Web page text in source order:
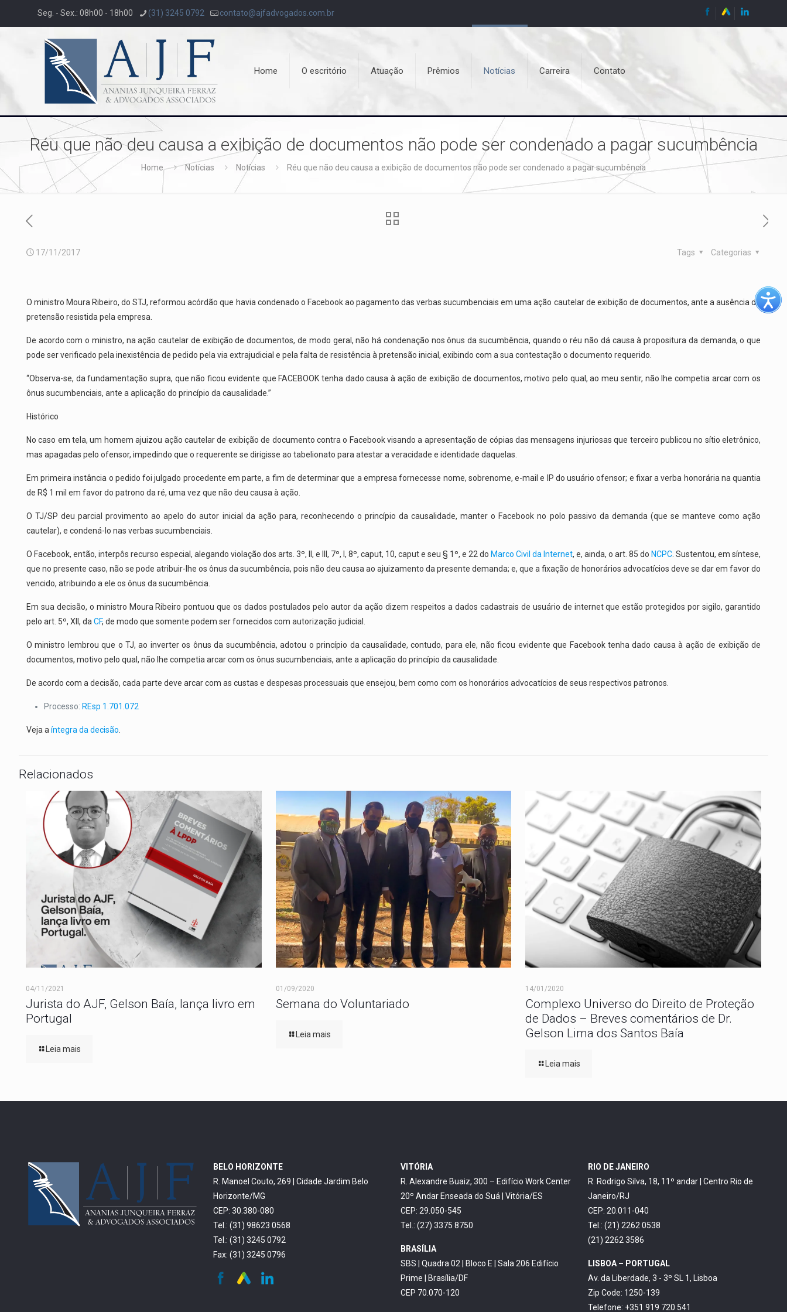
Seg. - Sex.: 08h00 - 18h00 (31) 3245 0792 contato@ajfadvogados.com.br
Home O escritório Atuação Prêmios Notícias Carreira Contato
Réu que não deu causa a exibição de documentos não pode ser condenado a pagar sucumbência
Home Notícias Notícias Réu que não deu causa a exibição de documentos não pode ser condenado a pagar sucumbência
17/11/2017 Categorias
Tags
O ministro Moura Ribeiro, do STJ, reformou acórdão que havia condenado o Facebook ao pagamento das verbas sucumbenciais em uma ação cautelar de exibição de documentos, ante a ausência de
pretensão resistida pela empresa.
De acordo com o ministro, na ação cautelar de exibição de documentos, de modo geral, não há condenação nos ônus da sucumbência, quando o réu não dá causa à propositura da demanda, o que
pode ser verificado pela inexistência de pedido pela via extrajudicial e pela falta de resistência à pretensão inicial, exibindo com a sua contestação o documento requerido.
“Observa-se, da fundamentação supra, que não ficou evidente que FACEBOOK tenha dado causa à ação de exibição de documentos, motivo pelo qual, ao meu sentir, não lhe competia arcar com os
ônus sucumbenciais, ante a aplicação do princípio da causalidade.”
Histórico
No caso em tela, um homem ajuizou ação cautelar de exibição de documento contra o Facebook visando a apresentação de cópias das mensagens injuriosas que terceiro publicou no sítio eletrônico,
mas apagadas pelo ofensor, impedindo que o requerente se dirigisse ao tabelionato para atestar a veracidade e identidade daquelas.
Em primeira instância o pedido foi julgado procedente em parte, a fim de determinar que a empresa fornecesse nome, sobrenome, e-mail e IP do usuário ofensor; e fixar a verba honorária na quantia
de R$ 1 mil em favor do patrono da ré, uma vez que não deu causa à ação.
O TJ/SP deu parcial provimento ao apelo do autor inicial da ação para, reconhecendo o princípio da causalidade, manter o Facebook no polo passivo da demanda (que se manteve como ação
cautelar), e condená-lo nas verbas sucumbenciais.
O Facebook, então, interpôs recurso especial, alegando violação dos arts. 3º, II, e III, 7º, I, 8º, caput, 10, caput e seu § 1º, e 22 do Marco Civil da Internet, e, ainda, o art. 85 do NCPC . Sustentou, em síntese,
que no presente caso, não se pode atribuir-lhe os ônus da sucumbência, pois não deu causa ao ajuizamento da presente demanda; e, que a fixação de honorários advocatícios deve se dar em favor do
vencido, atribuindo a ele os ônus da sucumbência.
Em sua decisão, o ministro Moura Ribeiro pontuou que os dados postulados pelo autor da ação dizem respeitos a dados cadastrais de usuário de internet que estão protegidos por sigilo, garantido
pelo art. 5º, XII, da CF, de modo que somente podem ser fornecidos com autorização judicial.
O ministro lembrou que o TJ, ao inverter os ônus da sucumbência, adotou o princípio da causalidade, contudo, para ele, não ficou evidente que Facebook tenha dado causa à ação de exibição de
documentos, motivo pelo qual, não lhe competia arcar com os ônus sucumbenciais, ante a aplicação do princípio da causalidade.
De acordo com a decisão, cada parte deve arcar com as custas e despesas processuais que ensejou, bem como com os honorários advocatícios de seus respectivos patronos.
Processo: REsp 1.701.072
Veja a íntegra da decisão
Relacionados
04/11/2021
Jurista do AJF, Gelson Baía, lança livro em
Portugal
Leia mais
01/09/2020
Semana do Voluntariado
Leia mais
14/01/2020
Complexo Universo do Direito de Proteção
de Dados – Breves comentários de Dr.
Gelson Lima dos Santos Baía
Leia mais
BELO HORIZONTE
R. Manoel Couto, 269 | Cidade Jardim Belo
Horizonte/MG
CEP: 30.380-080
Tel.: (31) 98623 0568
Tel.: (31) 3245 0792
Fax: (31) 3245 0796
VITÓRIA
R. Alexandre Buaiz, 300 – Edifício Work Center
20º Andar Enseada do Suá | Vitória/ES
CEP: 29.050-545
Tel.: (27) 3375 8750
BRASÍLIA
SBS | Quadra 02 | Bloco E | Sala 206 Edifício
Prime | Brasília/DF
CEP 70.070-120
RIO DE JANEIRO
R. Rodrigo Silva, 18, 11º andar | Centro Rio de
Janeiro/RJ
CEP: 20.011-040
Tel.: (21) 2262 0538
(21) 2262 3586
LISBOA – PORTUGAL
Av. da Liberdade, 3 - 3º SL 1, Lisboa
Zip Code: 1250-139
Telefone: +351 919 720 541